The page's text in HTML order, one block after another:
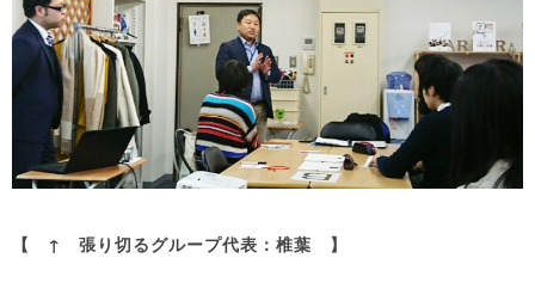
【 ↑ 張り切るグループ代表：椎葉 】